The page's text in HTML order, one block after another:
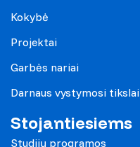
Kokybė
Projektai
Garbės nariai
Darnaus vystymosi tikslai
Stojantiesiems
Studijų programos